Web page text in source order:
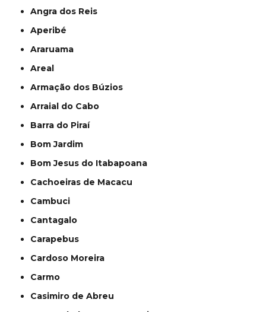
Angra dos Reis
Aperibé
Araruama
Areal
Armação dos Búzios
Arraial do Cabo
Barra do Piraí
Bom Jardim
Bom Jesus do Itabapoana
Cachoeiras de Macacu
Cambuci
Cantagalo
Carapebus
Cardoso Moreira
Carmo
Casimiro de Abreu